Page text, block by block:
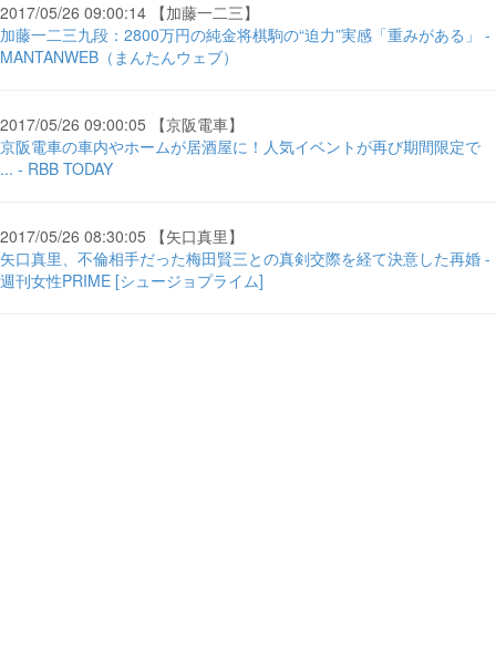
2017/05/26 09:00:14 【加藤一二三】
加藤一二三九段：2800万円の純金将棋駒の“迫力”実感「重みがある」 -
MANTANWEB（まんたんウェブ）
2017/05/26 09:00:05 【京阪電車】
京阪電車の車内やホームが居酒屋に！人気イベントが再び期間限定で
... - RBB TODAY
2017/05/26 08:30:05 【矢口真里】
矢口真里、不倫相手だった梅田賢三との真剣交際を経て決意した再婚 -
週刊女性PRIME [シュージョプライム]